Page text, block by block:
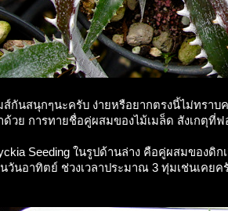
ส์กันสนุกๆนะครับ ง่ายหรือยากตรงนี้ไม่ทราบ
ด้วย การทายชื่อคู่ผสมของไม้เมล็ด สังเกตุที่
Seeding ในรูปด้านล่าง คือคู่ผสมของดิ
วันอาทิตย์ ช่วงเวลาประมาณ 3 ทุ่มเช่นเคยค